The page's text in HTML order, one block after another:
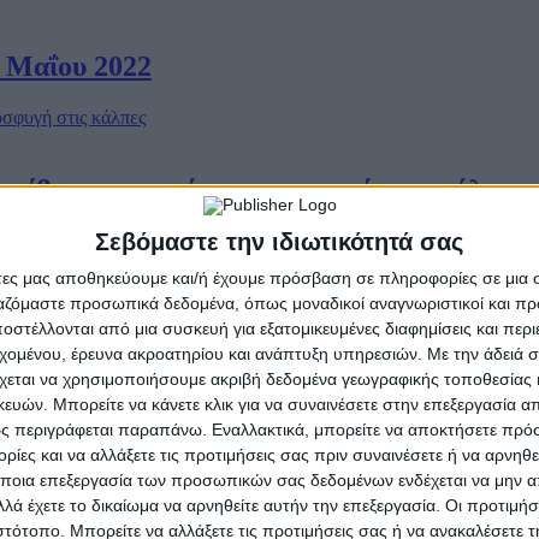
Σεβόμαστε την ιδιωτικότητά σας
μας αποθηκεύουμε και/ή έχουμε πρόσβαση σε πληροφορίες σε
προσωπικά δεδομένα, όπως μοναδικοί αναγνωριστικοί και
από μια συσκευή για εξατομικευμένες διαφημίσεις και
έρευνα ακροατηρίου και ανάπτυξη υπηρεσιών. Με την άδειά
να χρησιμοποιήσουμε ακριβή δεδομένα γεωγραφικής τοποθεσίας
Μπορείτε να κάνετε κλικ για να συναινέσετε στην επεξεργασία
περιγράφεται παραπάνω. Εναλλακτικά, μπορείτε να αποκτήσετε
και να αλλάξετε τις προτιμήσεις σας πριν συναινέσετε ή να
επεξεργασία των προσωπικών σας δεδομένων ενδέχεται να μην
έχετε το δικαίωμα να αρνηθείτε αυτήν την επεξεργασία. Οι
Μπορείτε να αλλάξετε τις προτιμήσεις σας ή να ανακαλέσετε
Μαΐου 2022
επιμονή για προσφυγή στις κάλπες
να μειωθεί ο ΦΠΑ στα τρόφιμα